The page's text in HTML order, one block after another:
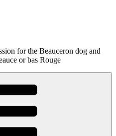
for the Beauceron dog and
or bas Rouge